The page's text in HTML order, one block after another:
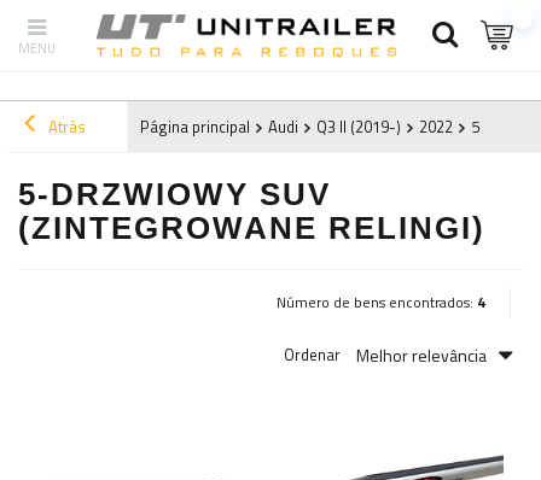
Atrás Página principal Audi Q3 II (2019-) 2022 5-
5-DRZWIOWY SUV
(ZINTEGROWANE RELINGI)
Número de bens encontrados: 4
Ordenar Melhor relevância